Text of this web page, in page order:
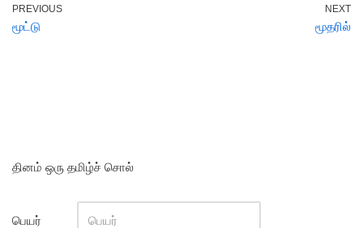
PREVIOUS
மூட்டு
NEXT
மூதரில்
தினம் ஒரு தமிழ்ச் சொல்
பெயர்